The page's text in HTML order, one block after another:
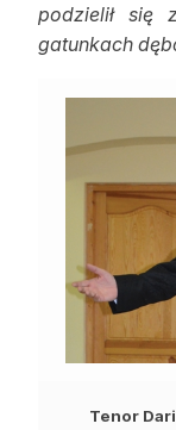
podzielił się
gatunkach
Tenor